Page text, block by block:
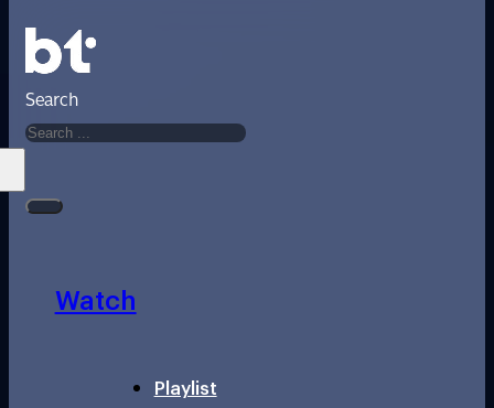
Search
Watch
Playlist